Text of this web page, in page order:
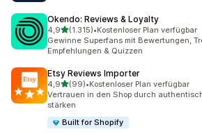
Okendo: Reviews & Loyalty
4,9von 5 Sternen
(1.315)
1315 Rezensionen insgesamt
•Kostenloser Plan verfügbar
Gewinne Superfans mit Bewertungen,
Empfehlungen & Quizzen
Etsy Reviews Importer
4,9von 5 Sternen
(99)
99 Rezensionen insgesamt
•Kostenloser Plan verfügbar
Vertrauen in den Shop durch
stärken
Built for Shopify